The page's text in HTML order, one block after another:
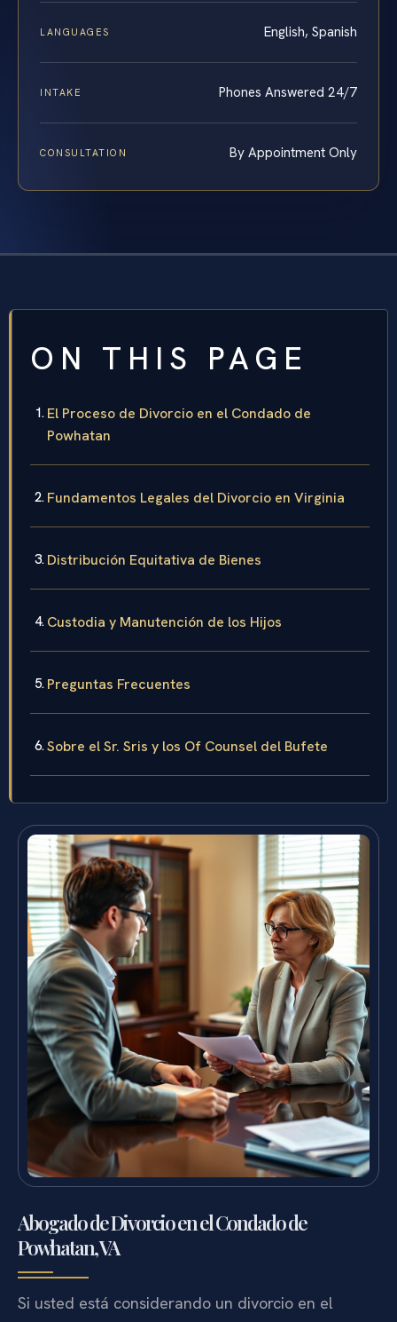
LANGUAGES English, Spanish
INTAKE Phones Answered 24/7
CONSULTATION By Appointment Only
ON THIS PAGE
El Proceso de Divorcio en el Condado de
Powhatan
Fundamentos Legales del Divorcio en Virginia
Distribución Equitativa de Bienes
Custodia y Manutención de los Hijos
Preguntas Frecuentes
Sobre el Sr. Sris y los Of Counsel del Bufete
Abogado de Divorcio en el Condado de
Powhatan, VA
Si usted está considerando un divorcio en el